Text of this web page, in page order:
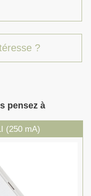
?
pensez à
(250 mA)